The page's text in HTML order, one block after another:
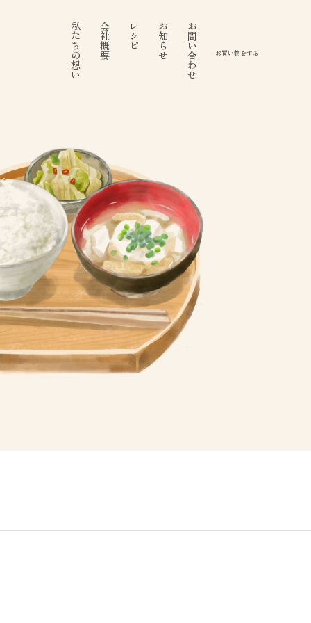
私たちの想い 会社概要 レシピ お知らせ お問い合わせ お買い物をする